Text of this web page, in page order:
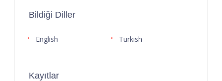
Bildiği Diller
English Turkish
Kayıtlar